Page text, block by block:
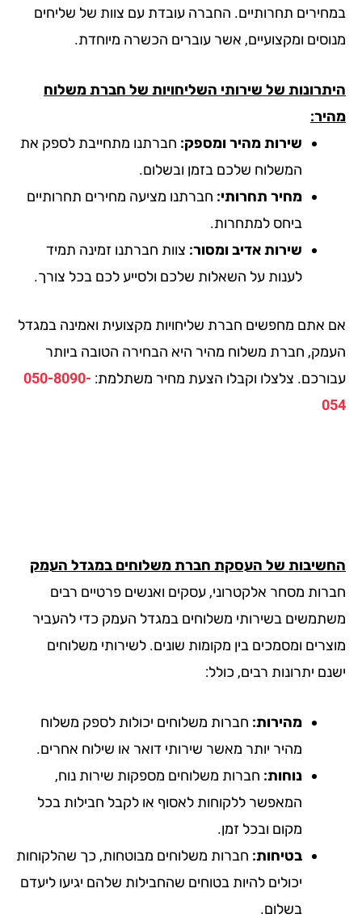
תחרותיים. החברה עובדת עם צוות של שליחים
ומקצועיים, אשר עוברים הכשרה מיוחדת.
של שירותי השליחויות של חברת משלוח
שירות מהיר ומספק:חברתנו מתחייבת לספק את
המשלוח שלכם בזמן ובשלום.
מחיר תחרותי:חברתנו מציעה מחירים תחרותיים
ביחס למתחרות.
שירות אדיב ומסור:צוות חברתנו זמינה תמיד
לענות על השאלות שלכם ולסייע לכם בכל צורך.
אתם מחפשים חברת שליחויות מקצועית ואמינה במגדל
חברת משלוח מהיר היא הבחירה הטובה ביותר
צלצלו וקבלו הצעת מחיר משתלמת:050-8090-
של העסקת חברת משלוחים במגדל העמק
מסחר אלקטרוני, עסקים ואנשים פרטיים רבים
בשירותי משלוחים במגדל העמק כדי להעביר
ומסמכים בין מקומות שונים. לשירותי משלוחים
יתרונות רבים, כולל:
מהירות:חברות משלוחים יכולות לספק משלוח
מהיר יותר מאשר שירותי דואר או שילוח אחרים.
נוחות:חברות משלוחים מספקות שירות נוח,
המאפשר ללקוחות לאסוף או לקבל חבילות בכל
מקום ובכל זמן.
בטיחות:חברות משלוחים מבוטחות, כך שהלקוחות
יכולים להיות בטוחים שהחבילות שלהם יגיעו ליעדם
בשלום.